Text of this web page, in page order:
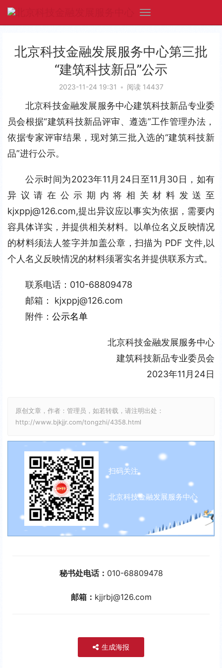
北京科技金融发展服务中心第三批
“建筑科技新品”公示
2023-11-24 19:31 • 阅读 14437
北京科技金融发展服务中心建筑科技新品专业委
员会根据“建筑科技新品评审、遵选”工作管理办法，
依据专家评审结果，现对第三批入选的“建筑科技新
品”进行公示。
公示时间为2023年11月24日至11月30日，如有
异议请在公示期内将相关材料发送至
kjxppj@126.com,提出异议应以事实为依据，需要内
容具体详实，并提供相关材料。以单位名义反映情况
的材料须法人签字并加盖公章，扫描为 PDF 文件,以
个人名义反映情况的材料须署实名并提供联系方式。
联系电话：010-68809478
邮箱： kjxppj@126.com
附件： 公示名单
北京科技金融发展服务中心
建筑科技新品专业委员会
2023年11月24日
原创文章，作者：管理员，如若转载，请注明出处：
http://www.bjkjjr.com/tongzhi/4358.html
扫码关注
北京科技金融发展服务中心
秘书处电话： 010-68809478
邮箱： kjjrbj@126.com
生成海报